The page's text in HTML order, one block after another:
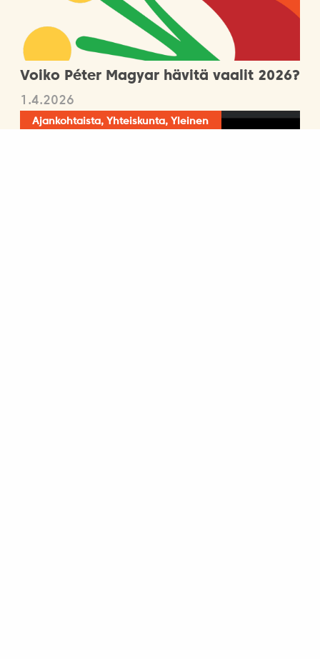
Voiko Péter Magyar hävitä vaalit 2026?
1.4.2026
Ajankohtaista, Yhteiskunta, Yleinen